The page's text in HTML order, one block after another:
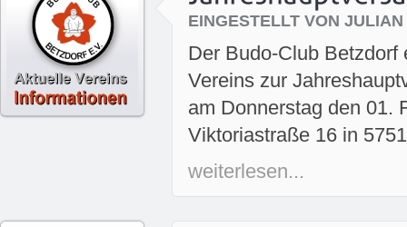
EINGESTELLT VON
Der Budo-Club Betzdorf
Vereins zur
am Donnerstag den 01.
Viktoriastraße 16 in
weiterlesen...